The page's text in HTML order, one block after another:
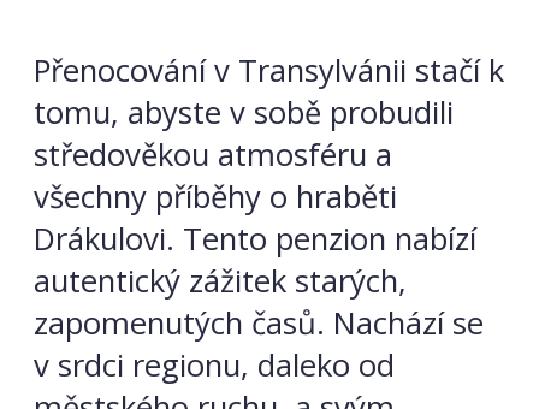
Přenocování v Transylvánii stačí k
tomu, abyste v sobě probudili
středověkou atmosféru a
všechny příběhy o hraběti
Drákulovi. Tento penzion nabízí
autentický zážitek starých,
zapomenutých časů. Nachází se
v srdci regionu, daleko od